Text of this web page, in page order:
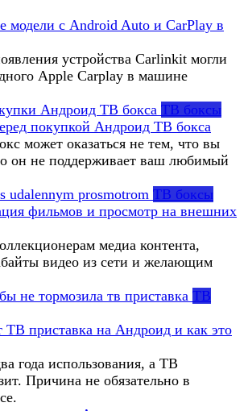
с Android Auto и CarPlay в
устройства Carlinkit могли
Apple Carplay в машине
ТВ боксы
покупкой Андроид ТВ бокса
может оказаться не тем, что вы
он не поддерживает ваш любимый
ТВ боксы
фильмов и просмотр на внешних
медиа контента,
видео из сети и желающим
ТВ
ТВ приставка на Андроид и как это
года использования, а ТВ
Причина не обязательно в